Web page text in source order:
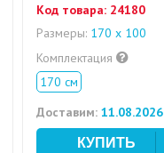
Код товара: 24180
Размеры: 170 x 100
Комплектация
170 см
Доставим: 11.08.2026